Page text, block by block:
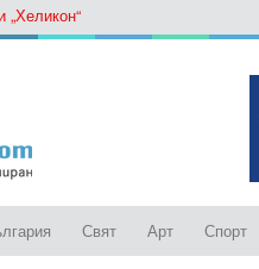
Свят Арт Спорт